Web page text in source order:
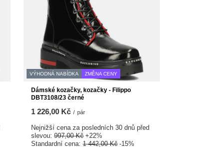
VÝHODNÁ NABÍDKA ZMĚNA CENY
Dámské kozačky, kozačky - Filippo
DBT3108/23 černé
1 226,00 Kč / pár
Nejnižší cena za posledních 30 dnů před
slevou: 997,00 Kč +22%
Standardní cena: 1 442,00 Kč -15%